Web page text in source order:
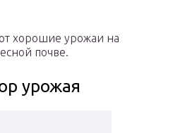
хорошие урожаи на
почве.
урожая